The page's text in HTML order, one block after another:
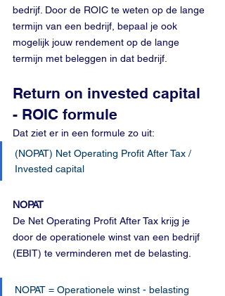
bedrijf. Door de ROIC te weten op de lange
termijn van een bedrijf, bepaal je ook
mogelijk jouw rendement op de lange
termijn met beleggen in dat bedrijf.
Return on invested capital
- ROIC formule
Dat ziet er in een formule zo uit:
(NOPAT) Net Operating Profit After Tax /
Invested capital
NOPAT
De Net Operating Profit After Tax krijg je
door de operationele winst van een bedrijf
(EBIT) te verminderen met de belasting.
NOPAT = Operationele winst - belasting